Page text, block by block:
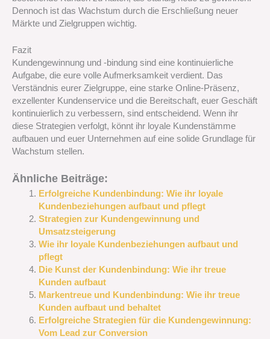
Dennoch ist das Wachstum durch die Erschließung neuer
Märkte und Zielgruppen wichtig.
Fazit
Kundengewinnung und -bindung sind eine kontinuierliche
Aufgabe, die eure volle Aufmerksamkeit verdient. Das
Verständnis eurer Zielgruppe, eine starke Online-Präsenz,
exzellenter Kundenservice und die Bereitschaft, euer Geschäft
kontinuierlich zu verbessern, sind entscheidend. Wenn ihr
diese Strategien verfolgt, könnt ihr loyale Kundenstämme
aufbauen und euer Unternehmen auf eine solide Grundlage für
Wachstum stellen.
Ähnliche Beiträge:
Erfolgreiche Kundenbindung: Wie ihr loyale
Kundenbeziehungen aufbaut und pflegt
Strategien zur Kundengewinnung und
Umsatzsteigerung
Wie ihr loyale Kundenbeziehungen aufbaut und
pflegt
Die Kunst der Kundenbindung: Wie ihr treue
Kunden aufbaut
Markentreue und Kundenbindung: Wie ihr treue
Kunden aufbaut und behaltet
Erfolgreiche Strategien für die Kundengewinnung:
Vom Lead zur Conversion